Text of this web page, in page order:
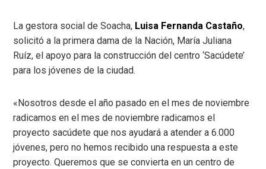
La gestora social de Soacha, Luisa Fernanda Castaño,
solicitó a la primera dama de la Nación, María Juliana
Ruíz, el apoyo para la construcción del centro ‘Sacúdete’
para los jóvenes de la ciudad.
«Nosotros desde el año pasado en el mes de noviembre
radicamos en el mes de noviembre radicamos el
proyecto sacúdete que nos ayudará a atender a 6.000
jóvenes, pero no hemos recibido una respuesta a este
proyecto. Queremos que se convierta en un centro de